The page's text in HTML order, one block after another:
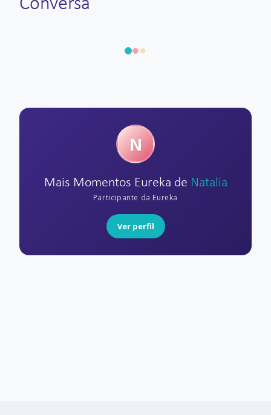
N
Mais Momentos Eureka de Natalia
Participante da Eureka
Ver perfil